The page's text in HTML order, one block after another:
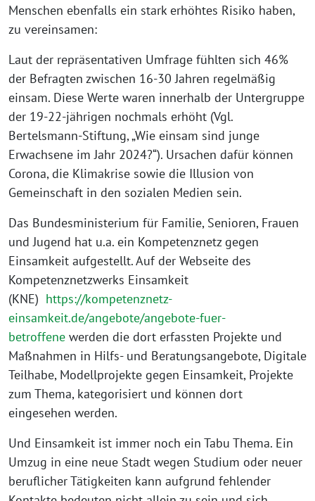
Menschen ebenfalls ein stark erhöhtes Risiko haben,
zu vereinsamen:
Laut der repräsentativen Umfrage fühlten sich 46%
der Befragten zwischen 16-30 Jahren regelmäßig
einsam. Diese Werte waren innerhalb der Untergruppe
der 19-22-jährigen nochmals erhöht (Vgl.
Bertelsmann-Stiftung, „Wie einsam sind junge
Erwachsene im Jahr 2024?“). Ursachen dafür können
Corona, die Klimakrise sowie die Illusion von
Gemeinschaft in den sozialen Medien sein.
Das Bundesministerium für Familie, Senioren, Frauen
und Jugend hat u.a. ein Kompetenznetz gegen
Einsamkeit aufgestellt. Auf der Webseite des
Kompetenznetzwerks Einsamkeit
(KNE) https://kompetenznetz-
einsamkeit.de/angebote/angebote-fuer-
betroffene werden die dort erfassten Projekte und
Maßnahmen in Hilfs- und Beratungsangebote, Digitale
Teilhabe, Modellprojekte gegen Einsamkeit, Projekte
zum Thema, kategorisiert und können dort
eingesehen werden.
Und Einsamkeit ist immer noch ein Tabu Thema. Ein
Umzug in eine neue Stadt wegen Studium oder neuer
beruflicher Tätigkeiten kann aufgrund fehlender